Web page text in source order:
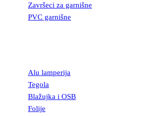
Završeci za garnišne
PVC garnišne
Alu lamperija
Tegola
Blažujka i OSB
Folije